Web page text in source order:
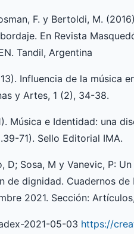
F. y Bertoldi, M.
En Revista
Tandil, Argentina
Influencia de la música
y Artes, 1 (2), 34-38.
Música e Identidad: una
71). Sello Editorial IMA.
D; Sosa, M y Vanevic, P:
de dignidad. Cuadernos
2021. Sección:
2021-05-03 https://